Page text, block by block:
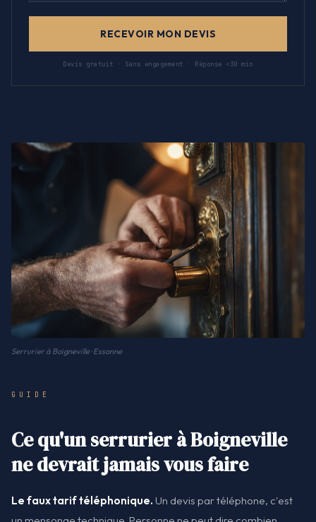
RECEVOIR MON DEVIS
Devis gratuit · Sans engagement · Réponse <30 min
Serrurier à Boigneville · Essonne
GUIDE
Ce qu'un serrurier à Boigneville
ne devrait jamais vous faire
Le faux tarif téléphonique. Un devis par téléphone, c'est